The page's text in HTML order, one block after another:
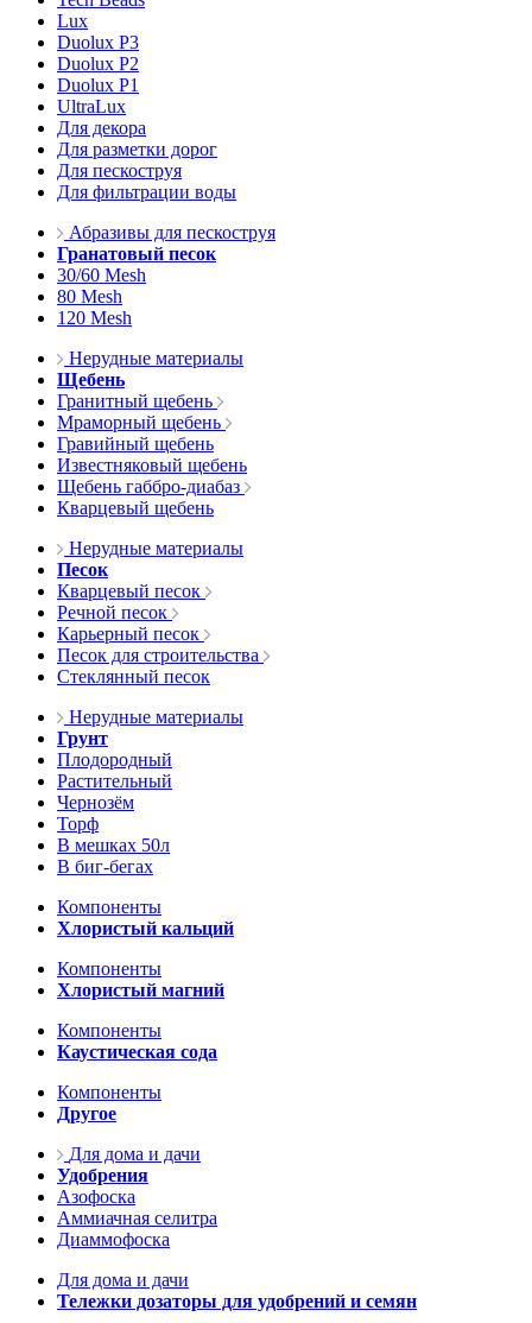
Lux
Duolux P3
Duolux P2
Duolux P1
UltraLux
Для декора
Для разметки дорог
Для пескоструя
Для фильтрации воды
Абразивы для пескоструя
Гранатовый песок
30/60 Mesh
80 Mesh
120 Mesh
Нерудные материалы
Щебень
Гранитный щебень
Мраморный щебень
Гравийный щебень
Известняковый щебень
Щебень габбро-диабаз
Кварцевый щебень
Нерудные материалы
Песок
Кварцевый песок
Речной песок
Карьерный песок
Песок для строительства
Стеклянный песок
Нерудные материалы
Грунт
Плодородный
Растительный
Чернозём
Торф
В мешках 50л
В биг-бегах
Компоненты
Хлористый кальций
Компоненты
Хлористый магний
Компоненты
Каустическая сода
Компоненты
Другое
Для дома и дачи
Удобрения
Азофоска
Аммиачная селитра
Диаммофоска
Для дома и дачи
Тележки дозаторы для удобрений и семян